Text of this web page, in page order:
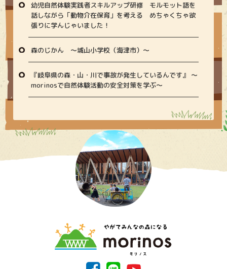
幼児自然体験実践者スキルアップ研修 モルモット語を
話しながら「動物介在保育」を考える めちゃくちゃ欲
張りに学んじゃいました！
森のじかん 〜城山小学校（海津市）〜
『岐阜県の森・山・川で事故が発生しているんです』 〜
morinosで自然体験活動の安全対策を学ぶ〜